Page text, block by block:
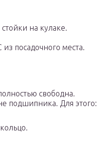
на кулаке.
посадочного места.
свободна.
подшипника. Для этого: